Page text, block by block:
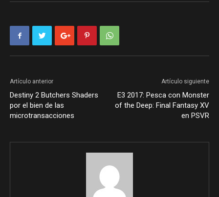
Artículo anterior
Destiny 2 Butchers Shaders
por el bien de las
microtransacciones
Artículo siguiente
E3 2017: Pesca con Monster
of the Deep: Final Fantasy XV
en PSVR